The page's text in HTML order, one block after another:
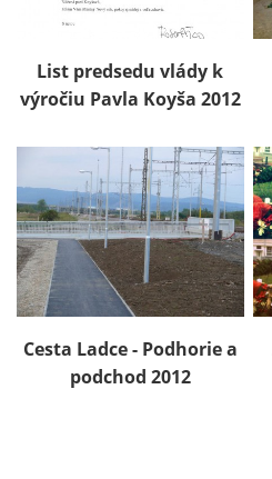
List predsedu vlády k
výročiu Pavla Koyša 2012
Cesta Ladce - Podhorie a
podchod 2012